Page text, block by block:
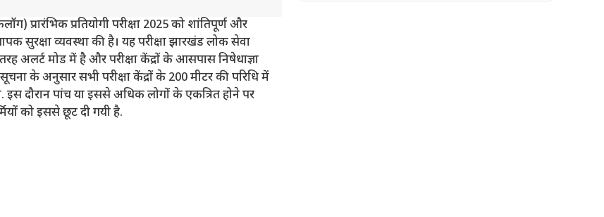
प्रारंभिक प्रतियोगी परीक्षा 2025 को शांतिपूर्ण और
सुरक्षा व्यवस्था की है। यह परीक्षा झारखंड लोक सेवा
अलर्ट मोड में है और परीक्षा केंद्रों के आसपास निषेधाज्ञा
के अनुसार सभी परीक्षा केंद्रों के 200 मीटर की परिधि में
दौरान पांच या इससे अधिक लोगों के एकत्रित होने पर
को इससे छूट दी गयी है.